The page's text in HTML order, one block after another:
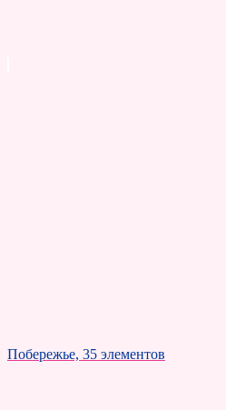
Побережье, 35 элементов